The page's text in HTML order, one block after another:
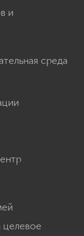
и
среда
целевое